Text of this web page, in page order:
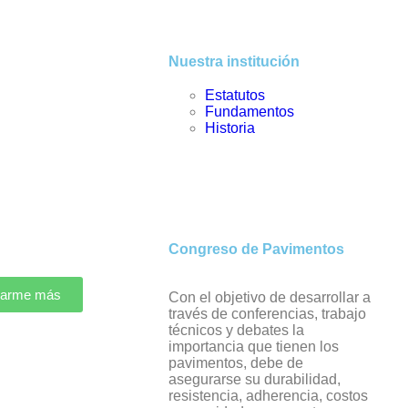
Nuestra institución
Estatutos
Fundamentos
Historia
más
Congreso de Pavimentos
Con el objetivo de desarrollar a
través de conferencias, trabajo
técnicos y debates la
importancia que tienen los
pavimentos, debe de
asegurarse su durabilidad,
resistencia, adherencia, costos